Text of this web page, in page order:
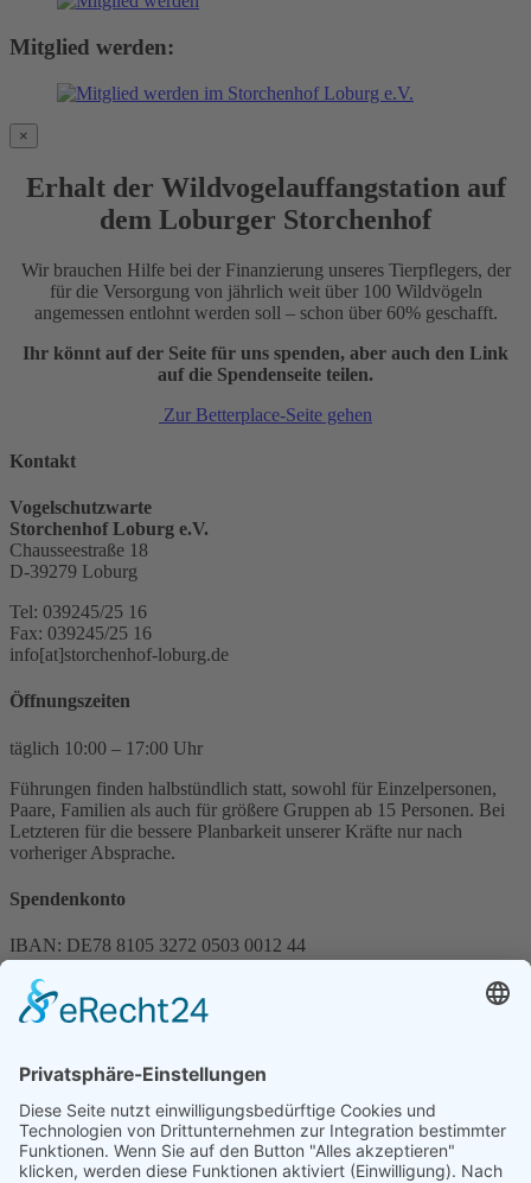
Mitglied werden:
×
Erhalt der Wildvogelauffangstation auf
dem Loburger Storchenhof
Wir brauchen Hilfe bei der Finanzierung unseres Tierpflegers, der
für die Versorgung von jährlich weit über 100 Wildvögeln
angemessen entlohnt werden soll – schon über 60% geschafft.
Ihr könnt auf der Seite für uns spenden, aber auch den Link
auf die Spendenseite teilen.
Zur Betterplace-Seite gehen
Kontakt
Vogelschutzwarte
Storchenhof Loburg e.V.
Chausseestraße 18
D-39279 Loburg
Tel: 039245/25 16
Fax: 039245/25 16
info[at]storchenhof-loburg.de
Öffnungszeiten
täglich 10:00 – 17:00 Uhr
Führungen finden halbstündlich statt, sowohl für Einzelpersonen,
Paare, Familien als auch für größere Gruppen ab 15 Personen. Bei
Letzteren für die bessere Planbarkeit unserer Kräfte nur nach
vorheriger Absprache.
Spendenkonto
IBAN: DE78 8105 3272 0503 0012 44
BIC: NOLADE 21 MDG
Sparkasse MagdeBurg
Spenden können steuerlich abgesetzt werden
Förderung